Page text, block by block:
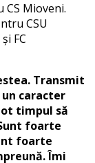
CS Mioveni.
CSU
FC
Transmit
caracter
timpul să
foarte
foarte
Îmi